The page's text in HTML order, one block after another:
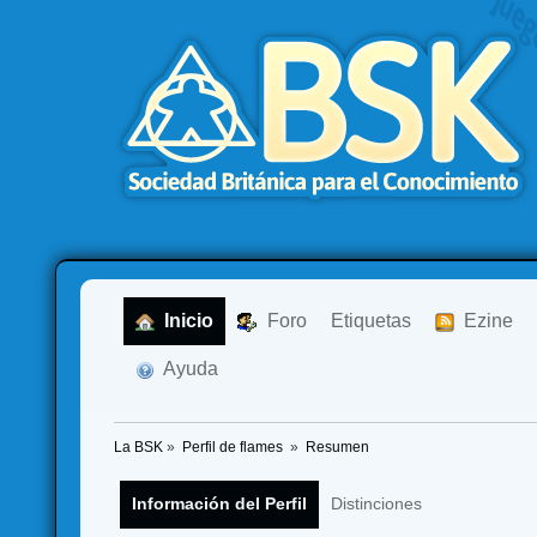
Inicio Foro Etiquetas Ezine
Ayuda
La BSK » Perfil de flames » Resumen
Información del Perfil Distinciones